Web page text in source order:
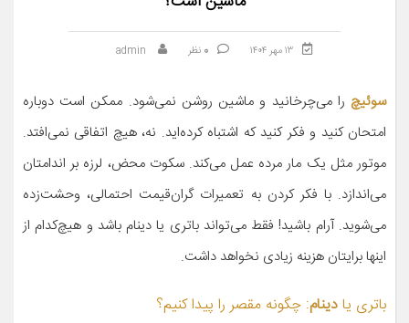
۱۳ مهر ۱۴۰۴ 0 نظر
سوئیچ را می‌چرخانید و ماشین روشن نمی‌شود. ممکن است دوباره
امتحان کنید و فکر کنید که اشتباه کرده‌اید. نه، هیچ اتفاقی نمی‌افتد.
موتور مثل یک مار مرده عمل می‌کند. سکوت محض، لرزه بر اندامتان
می‌اندازد. با فکر کردن به تعمیرات گران‌قیمت احتمالی، وحشت‌زده
می‌شوید. آرام باشید! فقط می‌تواند باتری یا دینام باشد و هیچ‌کدام از
اینها برایتان هزینه زیادی نخواهد داشت.
باتری یادینام: چگونه مقصر را پیدا کنیم؟